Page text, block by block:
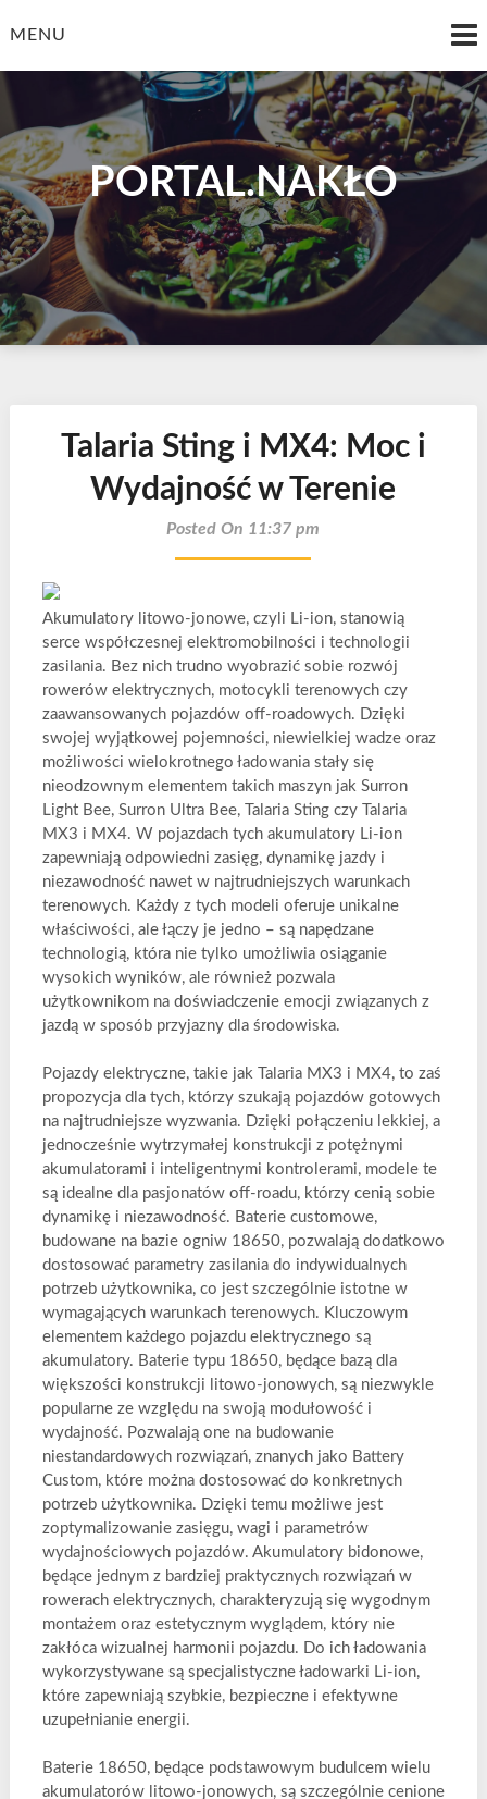
toMENU
PORTAL.NAKŁO
Talaria Sting i MX4: Moc i
Wydajność w Terenie
Posted On 11:37 pm
Akumulatory litowo-jonowe, czyli Li-ion, stanowią
serce współczesnej elektromobilności i technologii
zasilania. Bez nich trudno wyobrazić sobie rozwój
rowerów elektrycznych, motocykli terenowych czy
zaawansowanych pojazdów off-roadowych. Dzięki
swojej wyjątkowej pojemności, niewielkiej wadze oraz
możliwości wielokrotnego ładowania stały się
nieodzownym elementem takich maszyn jak Surron
Light Bee, Surron Ultra Bee, Talaria Sting czy Talaria
MX3 i MX4. W pojazdach tych akumulatory Li-ion
zapewniają odpowiedni zasięg, dynamikę jazdy i
niezawodność nawet w najtrudniejszych warunkach
terenowych. Każdy z tych modeli oferuje unikalne
właściwości, ale łączy je jedno – są napędzane
technologią, która nie tylko umożliwia osiąganie
wysokich wyników, ale również pozwala
użytkownikom na doświadczenie emocji związanych z
jazdą w sposób przyjazny dla środowiska.
Pojazdy elektryczne, takie jak Talaria MX3 i MX4, to zaś
propozycja dla tych, którzy szukają pojazdów gotowych
na najtrudniejsze wyzwania. Dzięki połączeniu lekkiej, a
jednocześnie wytrzymałej konstrukcji z potężnymi
akumulatorami i inteligentnymi kontrolerami, modele te
są idealne dla pasjonatów off-roadu, którzy cenią sobie
dynamikę i niezawodność. Baterie customowe,
budowane na bazie ogniw 18650, pozwalają dodatkowo
dostosować parametry zasilania do indywidualnych
potrzeb użytkownika, co jest szczególnie istotne w
wymagających warunkach terenowych. Kluczowym
elementem każdego pojazdu elektrycznego są
akumulatory. Baterie typu 18650, będące bazą dla
większości konstrukcji litowo-jonowych, są niezwykle
popularne ze względu na swoją modułowość i
wydajność. Pozwalają one na budowanie
niestandardowych rozwiązań, znanych jako Battery
Custom, które można dostosować do konkretnych
potrzeb użytkownika. Dzięki temu możliwe jest
zoptymalizowanie zasięgu, wagi i parametrów
wydajnościowych pojazdów. Akumulatory bidonowe,
będące jednym z bardziej praktycznych rozwiązań w
rowerach elektrycznych, charakteryzują się wygodnym
montażem oraz estetycznym wyglądem, który nie
zakłóca wizualnej harmonii pojazdu. Do ich ładowania
wykorzystywane są specjalistyczne ładowarki Li-ion,
które zapewniają szybkie, bezpieczne i efektywne
uzupełnianie energii.
Baterie 18650, będące podstawowym budulcem wielu
akumulatorów litowo-jonowych, są szczególnie cenione